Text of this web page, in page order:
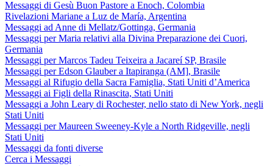
Messaggi di Gesù Buon Pastore a Enoch, Colombia
Rivelazioni Mariane a Luz de María, Argentina
Messaggi ad Anne di Mellatz/Gottinga, Germania
Messaggi per Maria relativi alla Divina Preparazione dei Cuori,
Germania
Messaggi per Marcos Tadeu Teixeira a Jacareí SP, Brasile
Messaggi per Edson Glauber a Itapiranga (AM], Brasile
Messaggi al Rifugio della Sacra Famiglia, Stati Uniti d’America
Messaggi ai Figli della Rinascita, Stati Uniti
Messaggi a John Leary di Rochester, nello stato di New York, negli
Stati Uniti
Messaggi per Maureen Sweeney-Kyle a North Ridgeville, negli
Stati Uniti
Messaggi da fonti diverse
Cerca i Messaggi